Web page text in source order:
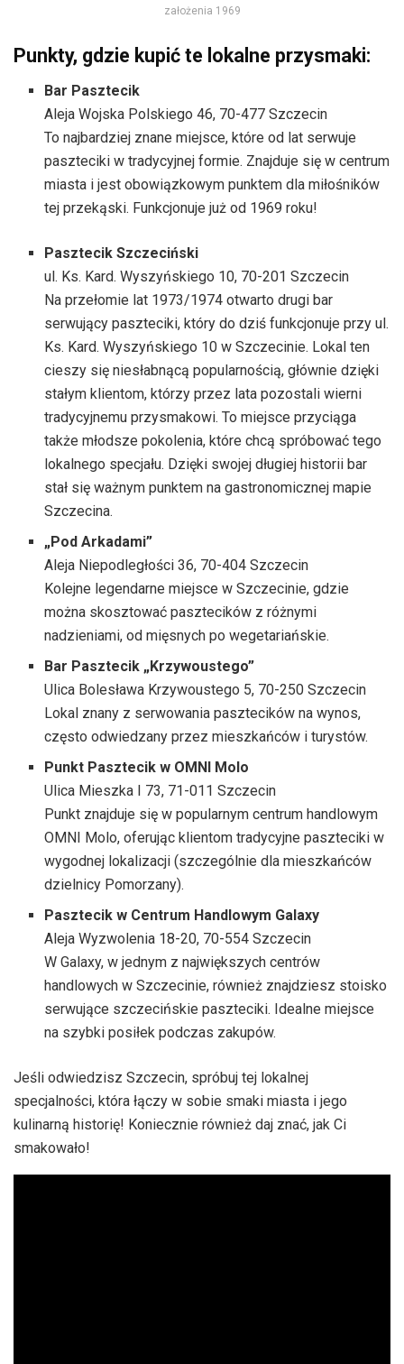
założenia 1969
Punkty, gdzie kupić te lokalne przysmaki:
Bar Pasztecik
Aleja Wojska Polskiego 46, 70-477 Szczecin
To najbardziej znane miejsce, które od lat serwuje
paszteciki w tradycyjnej formie. Znajduje się w centrum
miasta i jest obowiązkowym punktem dla miłośników
tej przekąski. Funkcjonuje już od 1969 roku!
Pasztecik Szczeciński
ul. Ks. Kard. Wyszyńskiego 10, 70-201 Szczecin
Na przełomie lat 1973/1974 otwarto drugi bar
serwujący paszteciki, który do dziś funkcjonuje przy ul.
Ks. Kard. Wyszyńskiego 10 w Szczecinie. Lokal ten
cieszy się niesłabnącą popularnością, głównie dzięki
stałym klientom, którzy przez lata pozostali wierni
tradycyjnemu przysmakowi. To miejsce przyciąga
także młodsze pokolenia, które chcą spróbować tego
lokalnego specjału. Dzięki swojej długiej historii bar
stał się ważnym punktem na gastronomicznej mapie
Szczecina.
„Pod Arkadami”
Aleja Niepodległości 36, 70-404 Szczecin
Kolejne legendarne miejsce w Szczecinie, gdzie
można skosztować pasztecików z różnymi
nadzieniami, od mięsnych po wegetariańskie.
Bar Pasztecik „Krzywoustego”
Ulica Bolesława Krzywoustego 5, 70-250 Szczecin
Lokal znany z serwowania pasztecików na wynos,
często odwiedzany przez mieszkańców i turystów.
Punkt Pasztecik w OMNI Molo
Ulica Mieszka I 73, 71-011 Szczecin
Punkt znajduje się w popularnym centrum handlowym
OMNI Molo, oferując klientom tradycyjne paszteciki w
wygodnej lokalizacji (szczególnie dla mieszkańców
dzielnicy Pomorzany).
Pasztecik w Centrum Handlowym Galaxy
Aleja Wyzwolenia 18-20, 70-554 Szczecin
W Galaxy, w jednym z największych centrów
handlowych w Szczecinie, również znajdziesz stoisko
serwujące szczecińskie paszteciki. Idealne miejsce
na szybki posiłek podczas zakupów.
Jeśli odwiedzisz Szczecin, spróbuj tej lokalnej
specjalności, która łączy w sobie smaki miasta i jego
kulinarną historię! Koniecznie również daj znać, jak Ci
smakowało!